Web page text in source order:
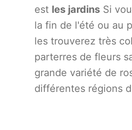
est les jardins Si
la fin de l'été ou au
les trouverez très
parterres de fleurs
grande variété de
différentes régions